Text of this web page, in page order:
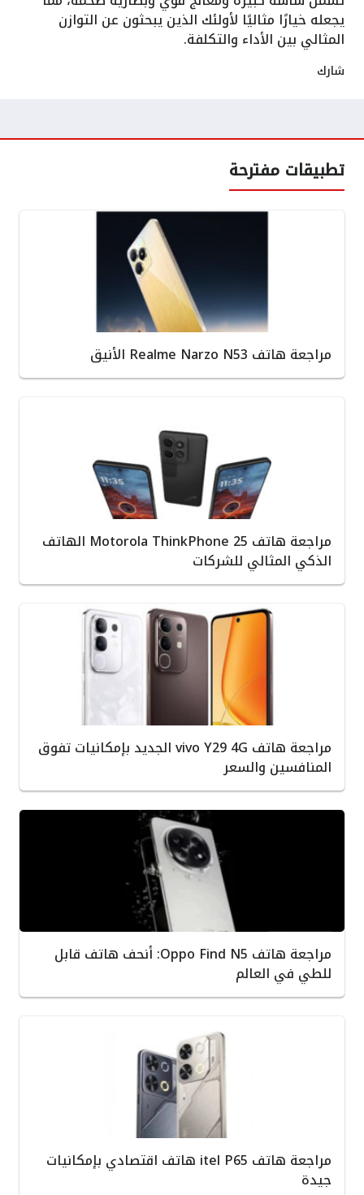
يجعله خيارًا مثاليًا لأولئك الذين يبحثون عن التوازن
المثالي بين الأداء والتكلفة.
شارك
تطبيقات مفترحة
مراجعة هاتف Realme Narzo N53 الأنيق
مراجعة هاتف Motorola ThinkPhone 25 الهاتف
الذكي المثالي للشركات
مراجعة هاتف vivo Y29 4G الجديد بإمكانيات تفوق
المنافسين والسعر
مراجعة هاتف Oppo Find N5: أنحف هاتف قابل
للطي في العالم
مراجعة هاتف itel P65 هاتف اقتصادي بإمكانيات
جيدة